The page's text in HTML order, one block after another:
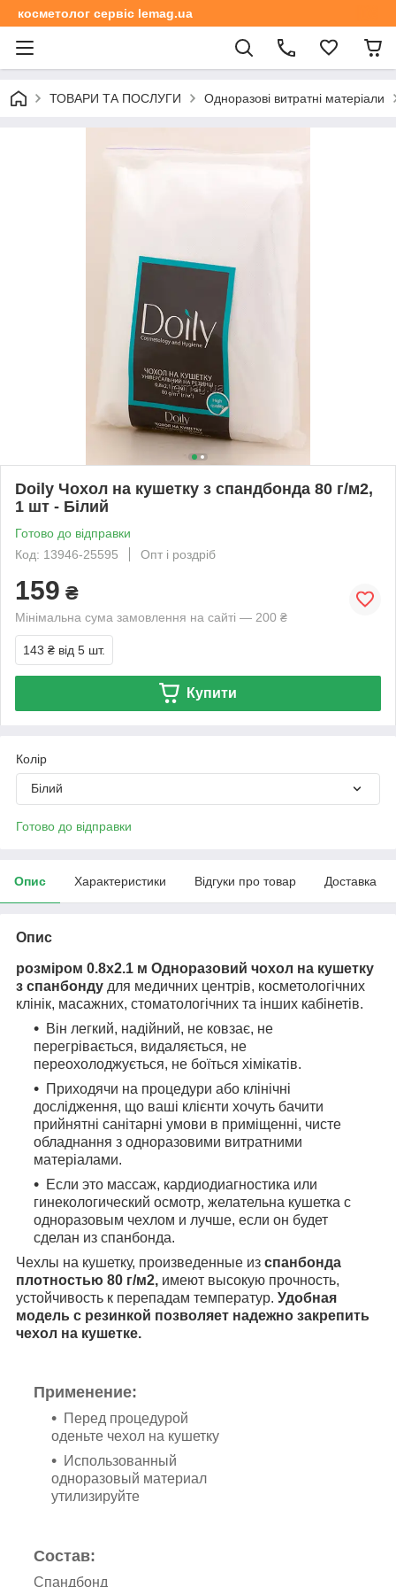
косметолог сервіс lemag.ua
ТОВАРИ ТА ПОСЛУГИ Одноразові витратні матеріали
Doily Чохол на кушетку з спандбонда 80 г/м2,
1 шт - Білий
Готово до відправки
Код: 13946-25595
Опт і роздріб
159 ₴
Мінімальна сума замовлення на сайті — 200 ₴
143 ₴ від 5 шт.
Купити
Колір
Білий
Готово до відправки
Опис Характеристики Відгуки про товар Доставка
Опис
розміром 0.8x2.1 м Одноразовий чохол на кушетку
з спанбонду для медичних центрів, косметологічних
клінік, масажних, стоматологічних та інших кабінетів.
Він легкий, надійний, не ковзає, не
перегрівається, видаляється, не
переохолоджується, не боїться хімікатів.
Приходячи на процедури або клінічні
дослідження, що ваші клієнти хочуть бачити
прийнятні санітарні умови в приміщенні, чисте
обладнання з одноразовими витратними
матеріалами.
Если это массаж, кардиодиагностика или
гинекологический осмотр, желательна кушетка с
одноразовым чехлом и лучше, если он будет
сделан из спанбонда.
Чехлы на кушетку, произведенные из спанбонда
плотностью 80 г/м2, имеют высокую прочность,
устойчивость к перепадам температур. Удобная
модель с резинкой позволяет надежно закрепить
чехол на кушетке.
Применение:
Перед процедурой
оденьте чехол на кушетку
Использованный
одноразовый материал
утилизируйте
Состав:
Спандбонд